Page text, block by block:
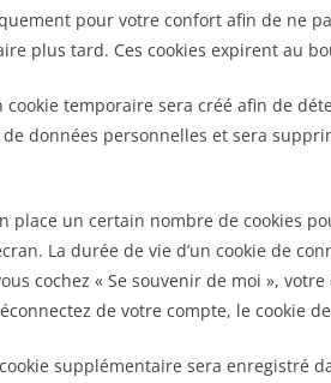
pour votre confort afin de ne
plus tard. Ces cookies expirent au
temporaire sera créé afin de
données personnelles et sera
place un certain nombre de cookies
La durée de vie d’un cookie de
cochez « Se souvenir de moi »,
de votre compte, le cookie
supplémentaire sera enregistré